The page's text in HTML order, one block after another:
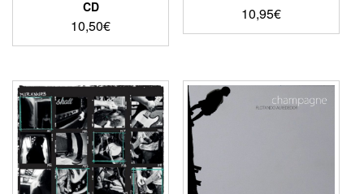
CD
10,50€
10,95€